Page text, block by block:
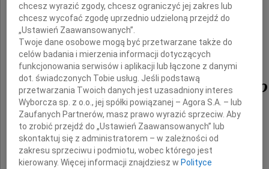
Ze smutkiem żegnamy
prof.
Witolda Czarneckiego
chcesz wyrazić zgody, chcesz ograniczyć jej zakres lub
chcesz wycofać zgodę uprzednio udzieloną przejdź do
„Ustawień Zaawansowanych”.
Twoje dane osobowe mogą być przetwarzane także do
celów badania i mierzenia informacji dotyczących
funkcjonowania serwisów i aplikacji lub łączone z danymi
dot. świadczonych Tobie usług. Jeśli podstawą
przetwarzania Twoich danych jest uzasadniony interes
Wyborcza sp. z o.o., jej spółki powiązanej – Agora S.A. – lub
Zaufanych Partnerów, masz prawo wyrazić sprzeciw. Aby
to zrobić przejdź do „Ustawień Zaawansowanych” lub
skontaktuj się z administratorem – w zależności od
zakresu sprzeciwu i podmiotu, wobec którego jest
kierowany. Więcej informacji znajdziesz w Polityce